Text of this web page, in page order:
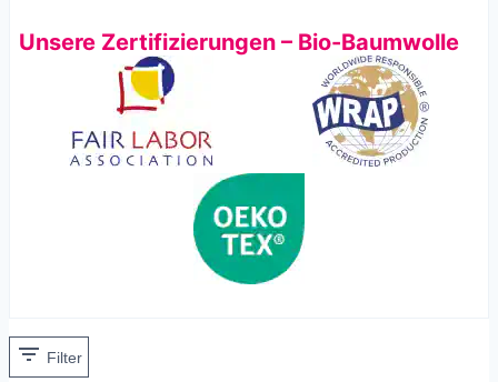
Unsere Zertifizierungen – Bio-Baumwolle
Filter